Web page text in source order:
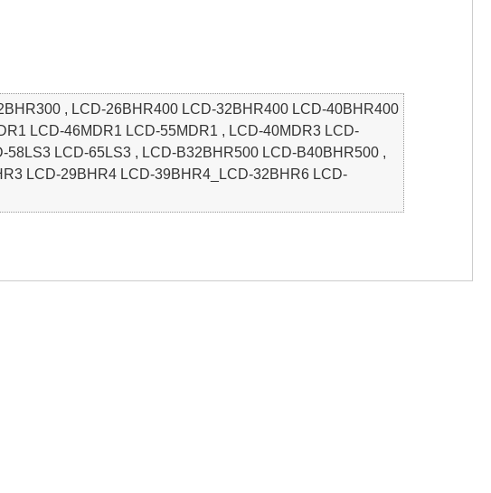
, LCD-26BHR400 LCD-32BHR400 LCD-40BHR400
LCD-46MDR1 LCD-55MDR1 , LCD-40MDR3 LCD-
LCD-65LS3 , LCD-B32BHR500 LCD-B40BHR500 ,
LCD-29BHR4 LCD-39BHR4_LCD-32BHR6 LCD-